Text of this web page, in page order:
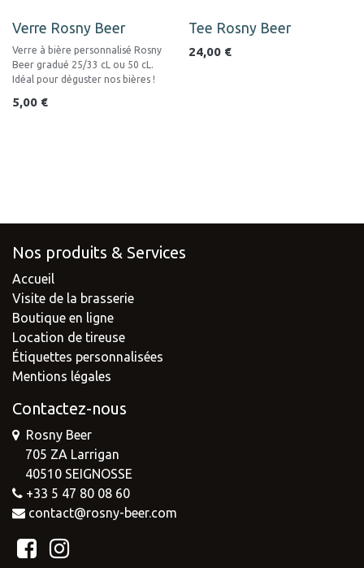
Verre Rosny Beer
Verre à bière personnalisé Rosny
Beer gradué 25/33 cL ou 50 cL.
Idéal pour déguster nos bières !
5,00 €
Tee Rosny Beer
24,00€
Nos produits & Services
Accueil
Visite de la brasserie
Boutique en ligne
Location de tireuse
Étiquettes personnalisées
Mentions légales
Contactez-nous
Rosny Beer
705 ZA Larrigan
40510 SEIGNOSSE
+33 5 47 80 08 60
contact@rosny-beer.com